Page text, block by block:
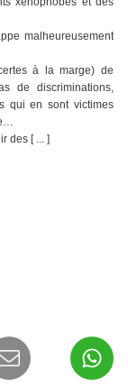
malheureusement
à la marge) de
de discriminations,
qui en sont victimes
des [ ... ]